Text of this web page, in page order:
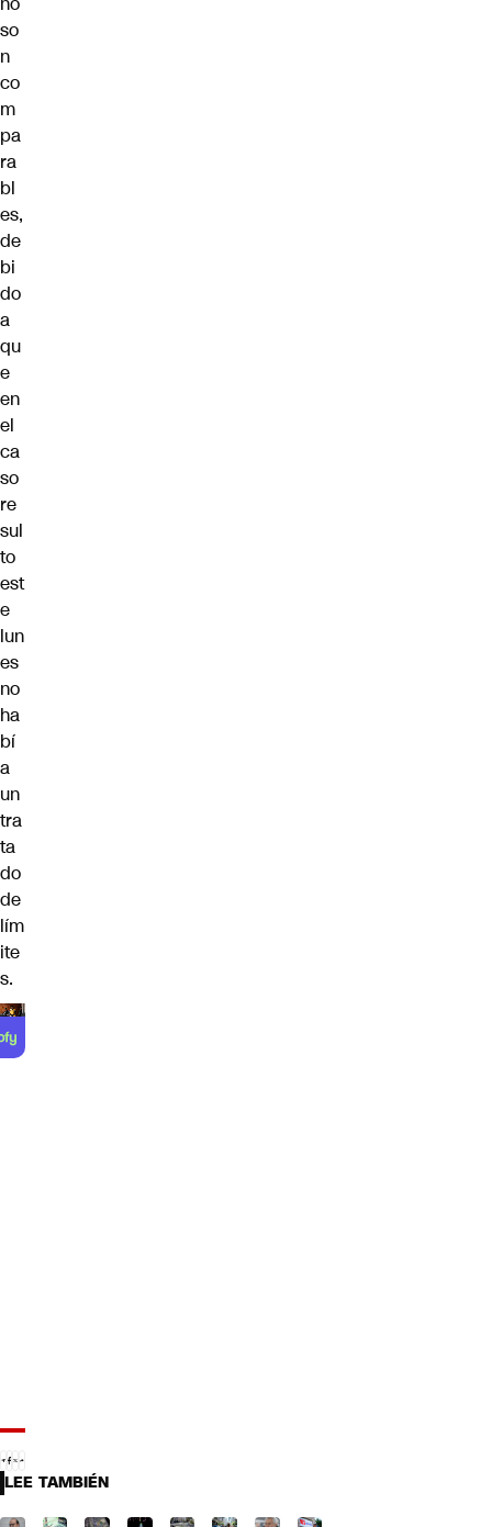
so
n
co
m
pa
ra
bl
es,
de
bi
do
a
qu
e
en
el
ca
so
re
sul
to
est
e
lun
es
no
ha
bí
a
un
tra
ta
do
de
lím
ite
s.
LEE TAMBIÉN